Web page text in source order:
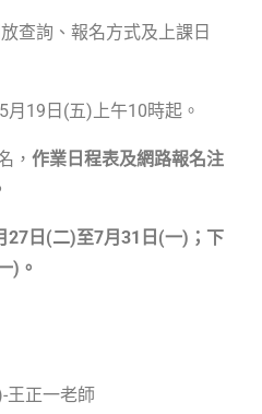
查詢、報名方式及上課日
5月 19 日 (五)上午10時起。
， 作業日程表及網路報名注
27 日 (二)至7月 31 日 (一) ；下
)。
王正一老師